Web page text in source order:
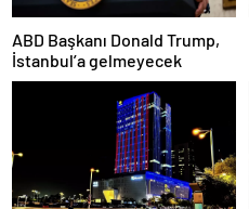
ABD Başkanı Donald Trump,
İstanbul’a gelmeyecek